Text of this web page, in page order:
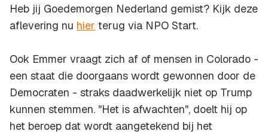
Heb jij Goedemorgen Nederland gemist? Kijk deze
aflevering nu hier terug via NPO Start.
Ook Emmer vraagt zich af of mensen in Colorado -
een staat die doorgaans wordt gewonnen door de
Democraten - straks daadwerkelijk niet op Trump
kunnen stemmen. "Het is afwachten", doelt hij op
het beroep dat wordt aangetekend bij het